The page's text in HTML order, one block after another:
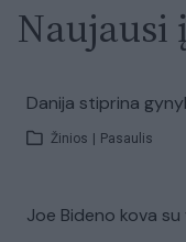
Naujausi
Danija stiprina
Žinios Pasaulis
Joe Bideno kova